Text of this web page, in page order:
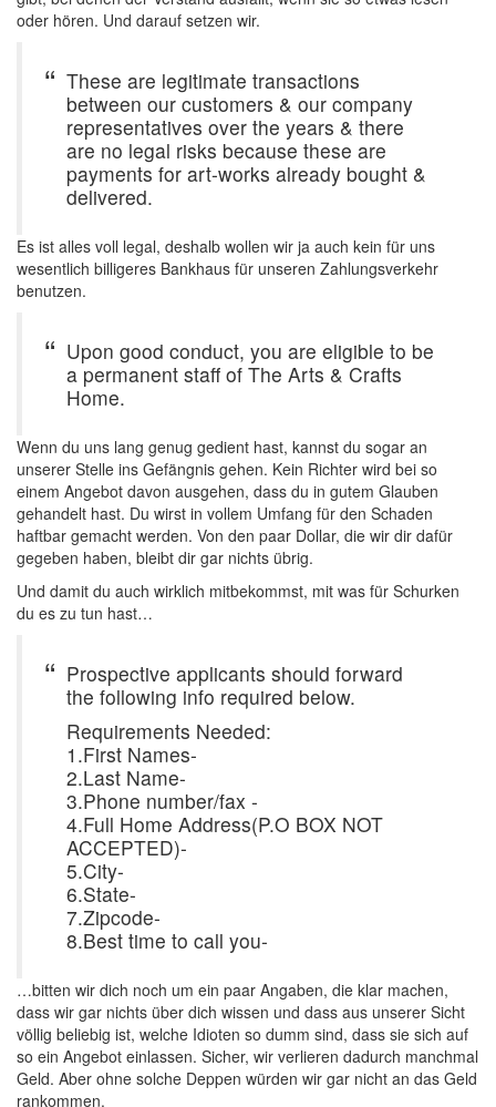
oder hören. Und darauf setzen wir.
These are legitimate transactions
between our customers & our company
representatives over the years & there
are no legal risks because these are
payments for art-works already bought &
delivered.
Es ist alles voll legal, deshalb wollen wir ja auch kein für uns
wesentlich billigeres Bankhaus für unseren Zahlungsverkehr
benutzen.
Upon good conduct, you are eligible to be
a permanent staff of The Arts & Crafts
Home.
Wenn du uns lang genug gedient hast, kannst du sogar an
unserer Stelle ins Gefängnis gehen. Kein Richter wird bei so
einem Angebot davon ausgehen, dass du in gutem Glauben
gehandelt hast. Du wirst in vollem Umfang für den Schaden
haftbar gemacht werden. Von den paar Dollar, die wir dir dafür
gegeben haben, bleibt dir gar nichts übrig.
Und damit du auch wirklich mitbekommst, mit was für Schurken
du es zu tun hast…
Prospective applicants should forward
the following info required below.
Requirements Needed:
1.First Names-
2.Last Name-
3.Phone number/fax -
4.Full Home Address(P.O BOX NOT
ACCEPTED)-
5.City-
6.State-
7.Zipcode-
8.Best time to call you-
…bitten wir dich noch um ein paar Angaben, die klar machen,
dass wir gar nichts über dich wissen und dass aus unserer Sicht
völlig beliebig ist, welche Idioten so dumm sind, dass sie sich auf
so ein Angebot einlassen. Sicher, wir verlieren dadurch manchmal
Geld. Aber ohne solche Deppen würden wir gar nicht an das Geld
rankommen.